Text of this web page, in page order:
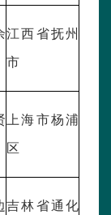
江西省抚州
市
上海市杨浦
区
吉林省通化